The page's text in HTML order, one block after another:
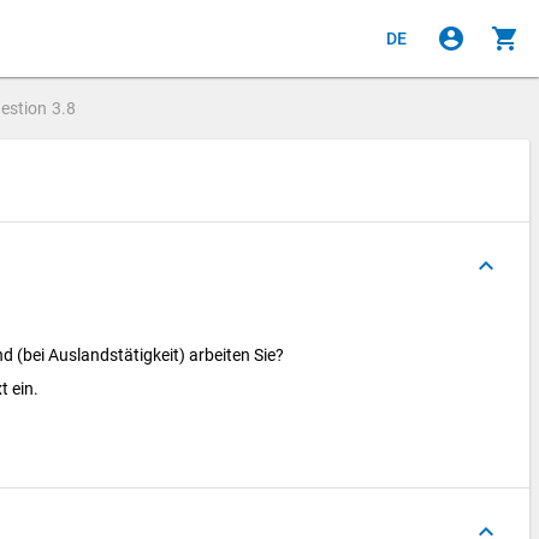
DE account_circle shopping_cart
3.8
keyboard_arrow_up
(bei Auslandstätigkeit) arbeiten Sie?
ein.
keyboard_arrow_up